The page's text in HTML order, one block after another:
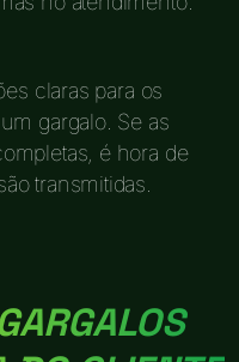
claras para os
gargalo. Se as
é hora de
transmitidas.